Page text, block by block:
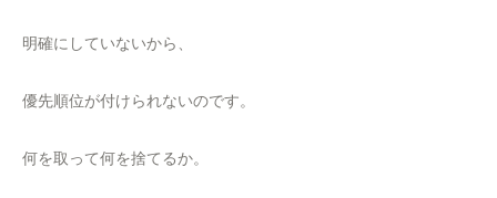
明確にしていないから、
優先順位が付けられないのです。
何を取って何を捨てるか。